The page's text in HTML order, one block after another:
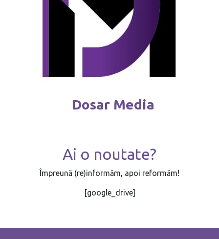
Dosar Media
Ai o noutate?
Împreună (re)informăm, apoi reformăm!
[google_drive]